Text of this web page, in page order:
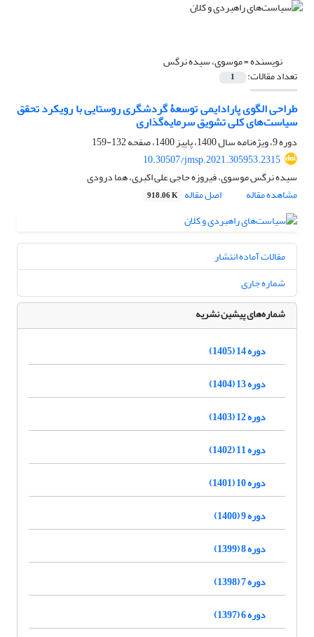
نویسنده =موسوی، سیده نرگس
تعداد مقالات: 1
طراحی الگوی پارادایمی توسعۀ گردشگری روستایی با رویکرد تحقق
سیاست‌های کلی تشویق سرمایه‌گذاری
دوره 9، ویژه‌نامه سال 1400، پاییز 1400، صفحه
132-159
10.30507/jmsp.2021.305953.2315
سیده نرگس موسوی، فیروزه حاجی علی اکبری، هما درودی
مشاهده مقاله
اصل مقاله 918.06 K
مقالات آماده انتشار
شماره جاری
شماره‌های پیشین نشریه
دوره 14 (1405)
دوره 13 (1404)
دوره 12 (1403)
دوره 11 (1402)
دوره 10 (1401)
دوره 9 (1400)
دوره 8 (1399)
دوره 7 (1398)
دوره 6 (1397)